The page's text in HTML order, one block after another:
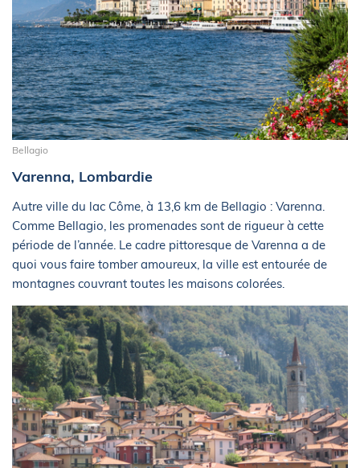
Bellagio
Varenna, Lombardie
Autre ville du lac Côme, à 13,6 km de Bellagio : Varenna.
Comme Bellagio, les promenades sont de rigueur à cette
période de l’année. Le cadre pittoresque de Varenna a de
quoi vous faire tomber amoureux, la ville est entourée de
montagnes couvrant toutes les maisons colorées.